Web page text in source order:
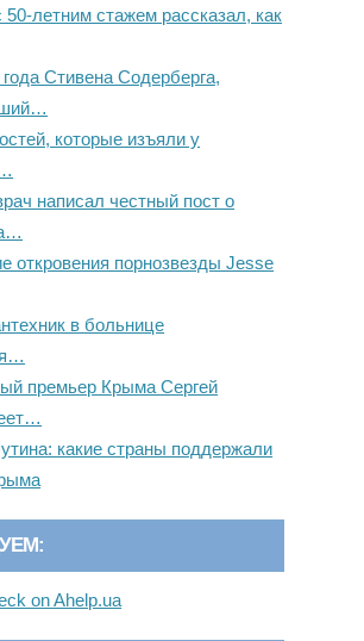
50-летним стажем рассказал, как
Стивена Содерберга,
которые изъяли у
написал честный пост о
откровения порнозвезды Jesse
в больнице
премьер Крыма Сергей
какие страны поддержали